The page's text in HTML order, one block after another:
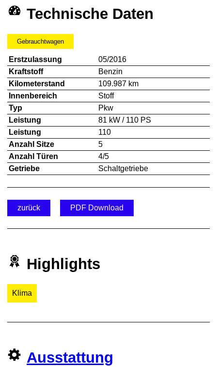
Technische Daten
Gebrauchtwagen
Erstzulassung
05/2016
Kraftstoff
Benzin
Kilometerstand
109.987 km
Innenbereich
Stoff
Typ
Pkw
Leistung
81 kW / 110 PS
Leistung
110
Anzahl Sitze
5
Anzahl Türen
4/5
Getriebe
Schaltgetriebe
zurück PDF Download
Highlights
Klima
Ausstattung